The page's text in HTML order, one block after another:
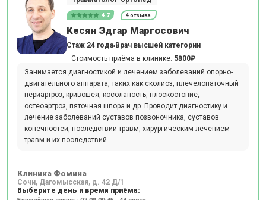
4.7 4 отзыва
Кесян Эдгар Маргосович
Стаж 24 года Врач высшей категории
Стоимость приёма в клинике: 5800₽
Занимается диагностикой и лечением заболеваний опорно-
двигательного аппарата, таких как сколиоз, плечелопаточный
периартроз, кривошея, косолапость, плоскостопие,
остеоартроз, пяточная шпора и др. Проводит диагностику и
лечение заболеваний суставов позвоночника, суставов
конечностей, последствий травм, хирургическим лечением
травм и их последствий.
Клиника Фомина
Сочи, Дагомысская, д. 42 Д/1
Выберите день и время приёма: